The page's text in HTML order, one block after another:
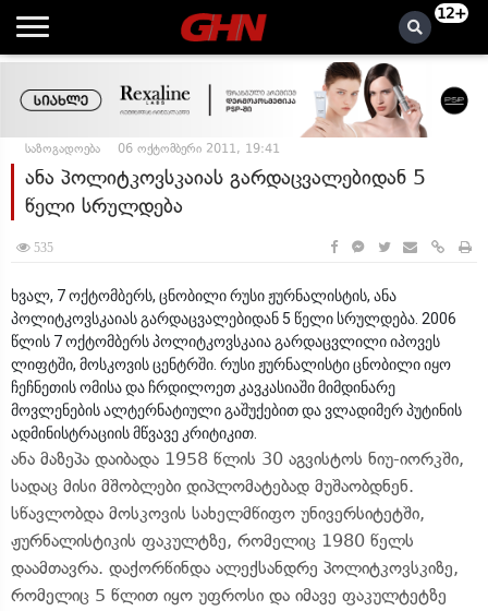
12+
საზოგადოება 06 ოქტომბერი 2011, 19:41
ანა პოლიტკოვსკაიას გარდაცვალებიდან 5
წელი სრულდება
535
ხვალ, 7 ოქტომბერს, ცნობილი რუსი ჟურნალისტის, ანა
პოლიტკოვსკაიას გარდაცვალებიდან 5 წელი სრულდება. 2006
წლის 7 ოქტომბერს პოლიტკოვსკაია გარდაცვლილი იპოვეს
ლიფტში, მოსკოვის ცენტრში. რუსი ჟურნალისტი ცნობილი იყო
ჩეჩნეთის ომისა და ჩრდილოეთ კავკასიაში მიმდინარე
მოვლენების ალტერნატიული გაშუქებით და ვლადიმერ პუტინის
ადმინისტრაციის მწვავე კრიტიკით.
ანა მაზეპა დაიბადა 1958 წლის 30 აგვისტოს ნიუ-იორკში,
სადაც მისი მშობლები დიპლომატებად მუშაობდნენ.
სწავლობდა მოსკოვის სახელმწიფო უნივერსიტეტში,
ჟურნალისტიკის ფაკულტზე, რომელიც 1980 წელს
დაამთავრა. დაქორწინდა ალექსანდრე პოლიტკოვსკიზე,
რომელიც 5 წლით იყო უფროსი და იმავე ფაკულტეტზე